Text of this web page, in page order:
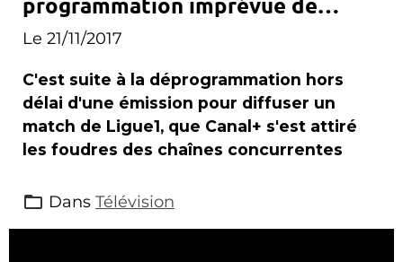
Canal+
Le 21/11/2017
C'est suite à la déprogrammation hors
délai d'une émission pour diffuser un
match de Ligue1, que Canal+ s'est attiré
les foudres des chaînes concurrentes
Dans Télévision